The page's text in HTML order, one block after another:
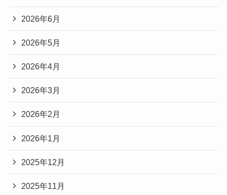
2026年6月
2026年5月
2026年4月
2026年3月
2026年2月
2026年1月
2025年12月
2025年11月